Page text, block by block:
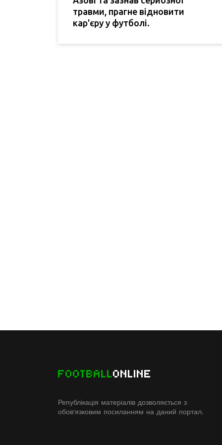
травми, прагне відновити
кар'єру у футболі.
FOOTBALLONLINE
Републікація матеріалів дозволяється з
обов'язковим посиланням на даний портал.